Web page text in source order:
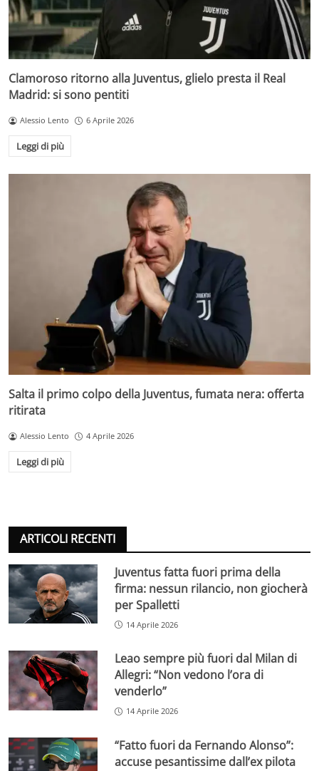
Clamoroso ritorno alla Juventus, glielo presta il Real
Madrid: si sono pentiti
Alessio Lento 6 Aprile 2026
Leggi di più
Salta il primo colpo della Juventus, fumata nera: offerta
ritirata
Alessio Lento 4 Aprile 2026
Leggi di più
ARTICOLI RECENTI
Juventus fatta fuori prima della
firma: nessun rilancio, non giocherà
per Spalletti
14 Aprile 2026
Leao sempre più fuori dal Milan di
Allegri: “Non vedono l’ora di
venderlo”
14 Aprile 2026
“Fatto fuori da Fernando Alonso”:
accuse pesantissime dall’ex pilota